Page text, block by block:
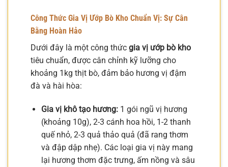
Công Thức Gia Vị Ướp Bò Kho Chuẩn Vị: Sự Cân
Bằng Hoàn Hảo
Dưới đây là một công thức gia vị ướp bò kho
tiêu chuẩn, được cân chỉnh kỹ lưỡng cho
khoảng 1kg thịt bò, đảm bảo hương vị đậm
đà và hài hòa:
Gia vị khô tạo hương:1 gói ngũ vị hương
(khoảng 10g), 2-3 cánh hoa hồi, 1-2 thanh
quế nhỏ, 2-3 quả thảo quả (đã rang thơm
và đập dập nhẹ). Các loại gia vị này mang
lại hương thơm đặc trưng, ấm nồng và sâu